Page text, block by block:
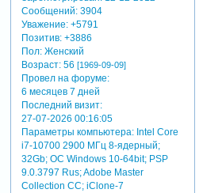
Сообщений:3904
Уважение: +5791
Позитив: +3886
Пол:Женский
Возраст:56 [1969-09-09]
Провел на форуме:
6 месяцев 7 дней
Последний визит:
27-07-2026 00:16:05
Параметры компьютера:Intel Core
i7-10700 2900 МГц 8-ядерный;
32Gb; ОС Windows 10-64bit; PSP
9.0.3797 Rus; Adobe Master
Collection СС; iClone-7